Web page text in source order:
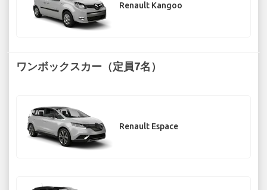
Renault Kangoo
ワンボックスカー（定員7名）
Renault Espace